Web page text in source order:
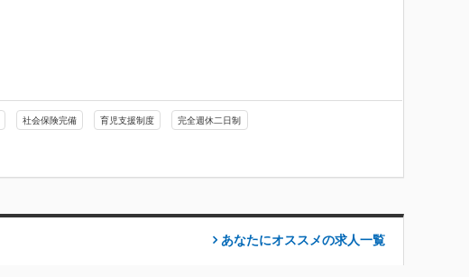
社会保険完備 育児支援制度 完全週休二日制
あなたにオススメの求人一覧